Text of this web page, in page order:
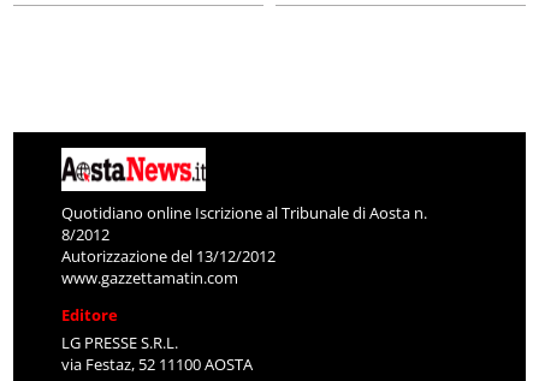
Quotidiano online Iscrizione al Tribunale di Aosta n.
8/2012
Autorizzazione del 13/12/2012
www.gazzettamatin.com
Editore
LG PRESSE S.R.L.
via Festaz, 52 11100 AOSTA